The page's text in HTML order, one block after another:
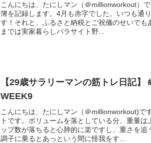
こんにちは、たにしマン（＠millionworkout）
簿を記録します。4月も赤字でした。いつも通
す！それと、ふるさと納税とご祝儀のせいでも
までは実家暮らしパラサイト野...
【29歳サラリーマンの筋トレ日記】
WEEK9
こんにちは、たにしマン（＠millionworkout)で
トです。ボリュームを落としている分、重量は
ップ数が落ちると心肺的に楽ですし、重さを追
調子に乗るとあっという間に怪我をす...